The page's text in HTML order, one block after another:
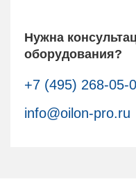
Нужна
оборудования?
+7 (495) 268-05-
info@oilon-pro.ru